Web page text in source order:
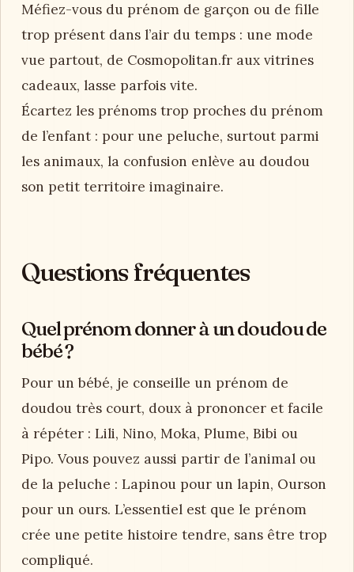
Méfiez-vous du prénom de garçon ou de fille
trop présent dans l’air du temps : une mode
vue partout, de Cosmopolitan.fr aux vitrines
cadeaux, lasse parfois vite.
Écartez les prénoms trop proches du prénom
de l’enfant : pour une peluche, surtout parmi
les animaux, la confusion enlève au doudou
son petit territoire imaginaire.
Questions fréquentes
Quel prénom donner à un doudou de
bébé ?
Pour un bébé, je conseille un prénom de
doudou très court, doux à prononcer et facile
à répéter : Lili, Nino, Moka, Plume, Bibi ou
Pipo. Vous pouvez aussi partir de l’animal ou
de la peluche : Lapinou pour un lapin, Ourson
pour un ours. L’essentiel est que le prénom
crée une petite histoire tendre, sans être trop
compliqué.